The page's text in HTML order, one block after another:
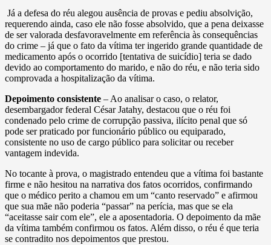
Já a defesa do réu alegou ausência de provas e pediu absolvição,
requerendo ainda, caso ele não fosse absolvido, que a pena deixasse
de ser valorada desfavoravelmente em referência às consequências
do crime – já que o fato da vítima ter ingerido grande quantidade de
medicamento após o ocorrido [tentativa de suicídio] teria se dado
devido ao comportamento do marido, e não do réu, e não teria sido
comprovada a hospitalização da vítima.
Depoimento consistente – Ao analisar o caso, o relator,
desembargador federal César Jatahy, destacou que o réu foi
condenado pelo crime de corrupção passiva, ilícito penal que só
pode ser praticado por funcionário público ou equiparado,
consistente no uso de cargo público para solicitar ou receber
vantagem indevida.
No tocante à prova, o magistrado entendeu que a vítima foi bastante
firme e não hesitou na narrativa dos fatos ocorridos, confirmando
que o médico perito a chamou em um “canto reservado” e afirmou
que sua mãe não poderia “passar” na perícia, mas que se ela
“aceitasse sair com ele”, ele a aposentadoria. O depoimento da mãe
da vítima também confirmou os fatos. Além disso, o réu é que teria
se contradito nos depoimentos que prestou.